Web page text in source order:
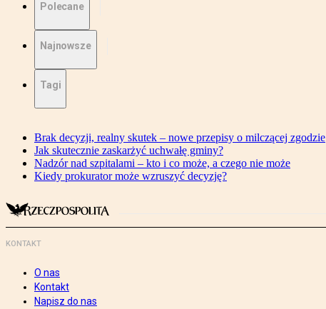
Polecane
Najnowsze
Tagi
Brak decyzji, realny skutek – nowe przepisy o milczącej zgodzie
Jak skutecznie zaskarżyć uchwałę gminy?
Nadzór nad szpitalami – kto i co może, a czego nie może
Kiedy prokurator może wzruszyć decyzję?
KONTAKT
O nas
Kontakt
Napisz do nas